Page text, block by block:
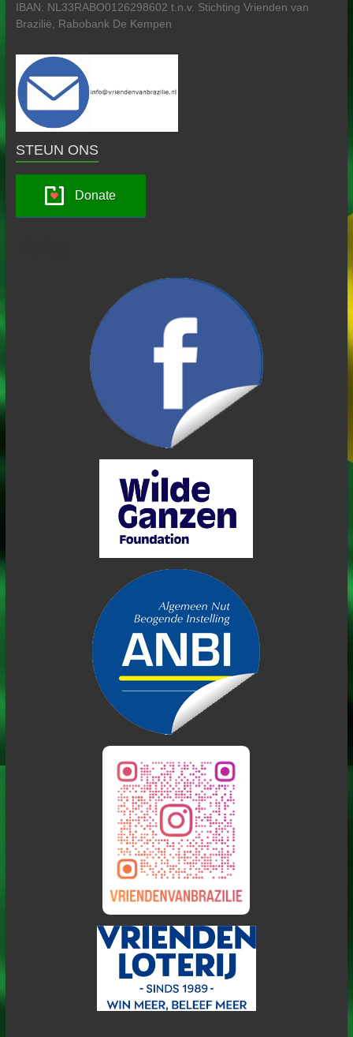
IBAN: NL33RABO0126298602 t.n.v. Stichting Vrienden van
Brazilië, Rabobank De Kempen
STEUN ONS
Donate